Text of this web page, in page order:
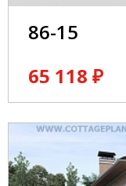
86-15
65 118 ₽